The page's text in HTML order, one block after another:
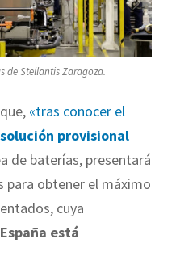
de Stellantis Zaragoza.
«tras conocer el
provisional
de baterías, presentará
para obtener el máximo
cuya
está